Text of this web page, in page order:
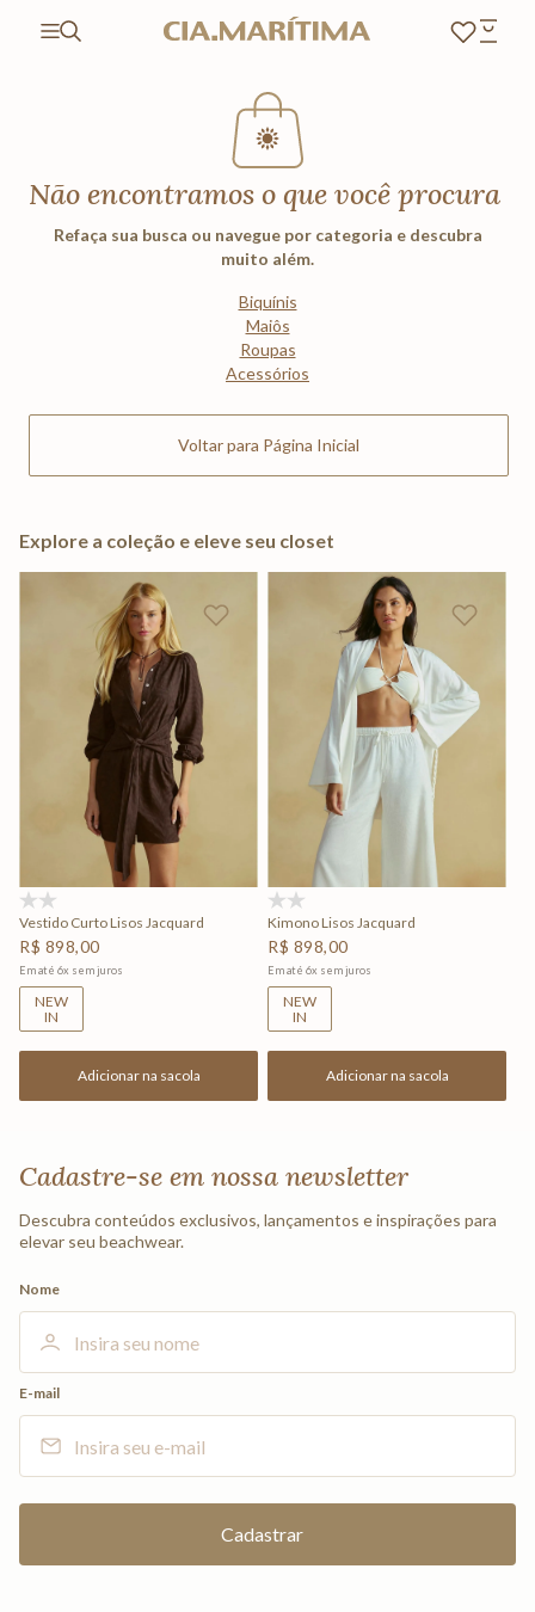
Não encontramos o que você procura
Refaça sua busca ou navegue por categoria e descubra
muito além.
Biquínis
Maiôs
Roupas
Acessórios
Voltar para Página Inicial
Explore a coleção e eleve seu closet
Vestido Curto Lisos Jacquard
R$ 898,00
Em até 6x sem juros
NEW
IN
Adicionar na sacola
Kimono Lisos Jacquard
R$ 898,00
Em até 6x sem juros
NEW
IN
Adicionar na sacola
Cadastre-se em nossa newsletter
Descubra conteúdos exclusivos, lançamentos e inspirações para
elevar seu beachwear.
Nome
E-mail